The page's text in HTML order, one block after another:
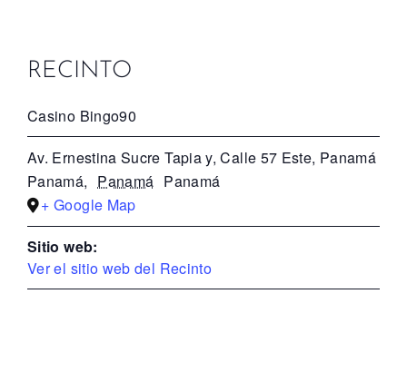
RECINTO
Casino Bingo90
Av. Ernestina Sucre Tapia y, Calle 57 Este, Panamá
Panamá, Panamá Panamá
+ Google Map
Sitio web:
Ver el sitio web del Recinto